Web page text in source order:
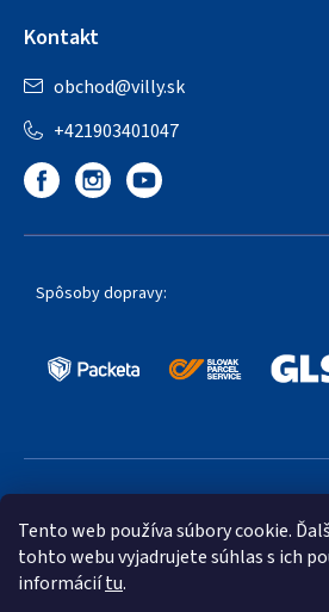
Tento web používa súbory cookie.
tohto webu vyjadrujete súhlas s ich
informáciítu.
Kontakt
obchod@villy.sk
+421903401047
Spôsoby dopravy:
Obľúbené spôsoby platby: